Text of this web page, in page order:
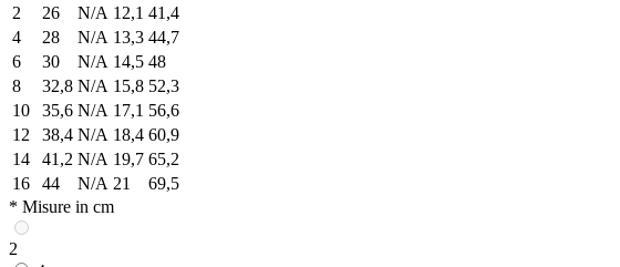
2
26 N/A 12,1 41,4
4
28 N/A 13,3 44,7
6
30 N/A 14,5 48
8
32,8 N/A 15,8 52,3
10
35,6 N/A 17,1 56,6
12
38,4 N/A 18,4 60,9
14
41,2 N/A 19,7 65,2
16
44 N/A 21
69,5
* Misure in cm
2